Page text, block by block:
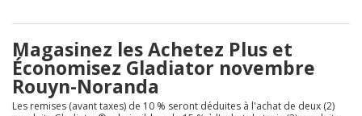
Magasinez les Achetez Plus et
Économisez Gladiator novembre
Rouyn-Noranda
Les remises (avant taxes) de 10 % seront déduites à l'achat de deux (2)